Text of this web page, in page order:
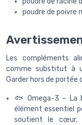
poudre de poivre
Les compléments
comme substitut à
Garder hors de portée
🐟 Omega-3 – La
élément essentiel
soutient le cœur,